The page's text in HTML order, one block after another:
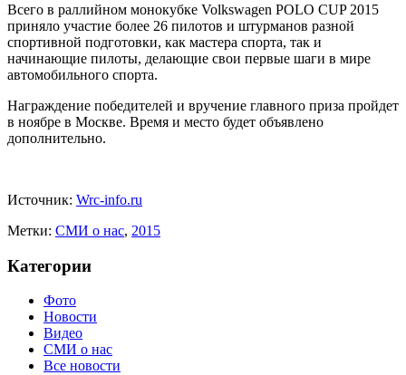
Всего в раллийном монокубке Volkswagen POLO CUP 2015
приняло участие более 26 пилотов и штурманов разной
спортивной подготовки, как мастера спорта, так и
начинающие пилоты, делающие свои первые шаги в мире
автомобильного спорта.
Награждение победителей и вручение главного приза пройдет
в ноябре в Москве. Время и место будет объявлено
дополнительно.
Источник: Wrc-info.ru
Метки: CМИ о нас, 2015
Категории
Фото
Новости
Видео
СМИ о нас
Все новости